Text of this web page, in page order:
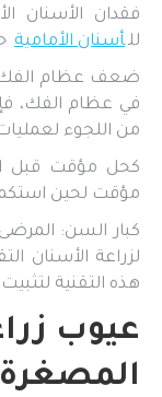
فقدان الأسنان
للأسنان الأمامية
ضعف عظام الفك:
في عظام الفك، فإن
من اللجوء
كحل مؤقت قبل
مؤقت لحين
كبار السن:
لزراعة الأسنان
هذه التقنية
عيوب